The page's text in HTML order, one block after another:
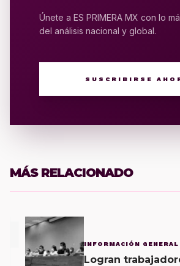
Únete a ES PRIMERA MX con lo
del análisis nacional y global.
SUSCRIBIRSE
MÁS RELACIONADO
INFORMACIÓN GENERAL
Logran